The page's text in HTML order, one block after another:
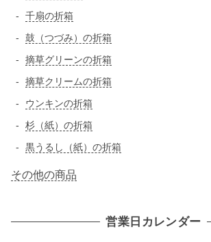
千扇の折箱
鼓（つづみ）の折箱
摘草グリーンの折箱
摘草クリームの折箱
ウンキンの折箱
杉（紙）の折箱
黒うるし（紙）の折箱
その他の商品
営業日カレンダー